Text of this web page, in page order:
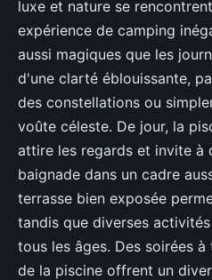
luxe et nature se
expérience de camping
aussi magiques que les
d'une clarté éblouissante,
des constellations ou
voûte céleste. De jour, la
attire les regards et invite à
baignade dans un cadre
terrasse bien exposée
tandis que diverses
tous les âges. Des soirées
de la piscine offrent un